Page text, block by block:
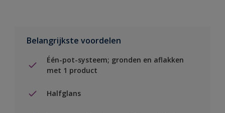
Belangrijkste voordelen
Één-pot-systeem; gronden en aflakken
met 1 product
Halfglans